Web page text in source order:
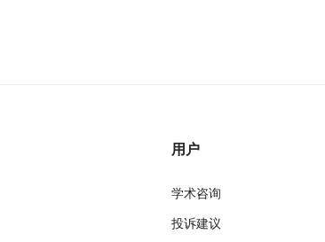
用户
学术咨询
投诉建议